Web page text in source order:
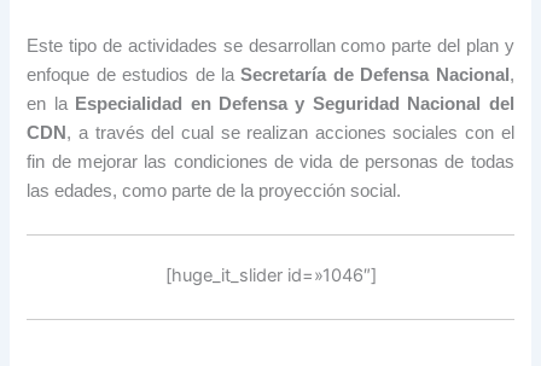
Este tipo de actividades se desarrollan como parte del plan y
enfoque de estudios de laSecretaría de Defensa Nacional ,
en la Especialidad en Defensa y Seguridad Nacional del
CDN , a través del cual se realizan acciones sociales con el
fin de mejorar las condiciones de vida de personas de todas
las edades, como parte de la proyección social.
[huge_it_slider id=»1046″]